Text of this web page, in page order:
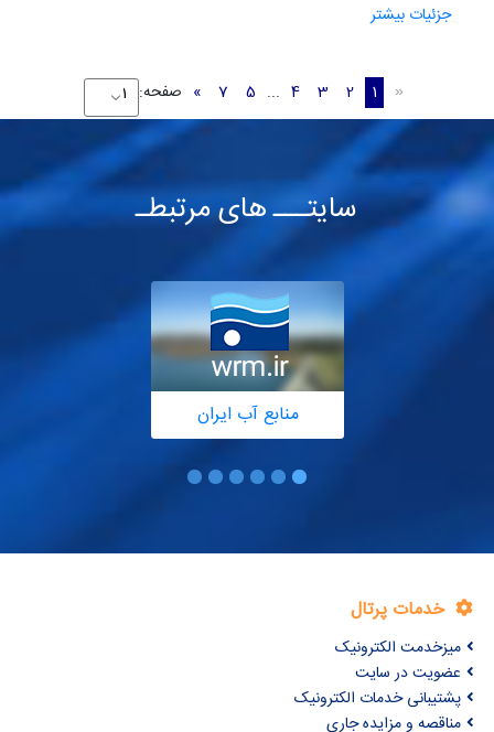
جزئیات بیشتر
«
1
2
3
4
...
5
7
» صفحه:
سایتـــ های مرتبطـ
منابع آب ایران
خدمات پرتال
میزخدمت الکترونیک
عضویت در سایت
پشتیبانی خدمات الکترونیک
مناقصه و مزایده جاری